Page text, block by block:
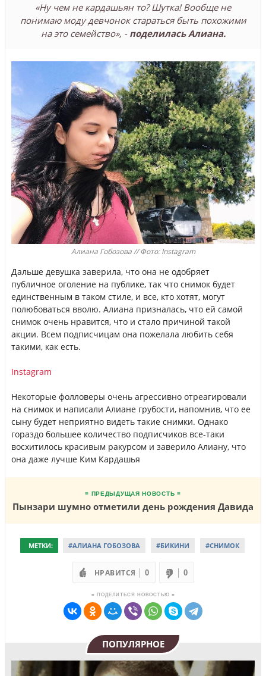
«Ну чем не кардашьян то? Шутка! Вообще не
понимаю моду девчонок стараться быть похожими
на это семейство», - поделилась Алиана.
Алиана Гобозова // Фото: Instagram
Дальше девушка заверила, что она не одобряет
публичное оголение на публике, так что снимок будет
единственным в таком стиле, и все, кто хотят, могут
полюбоваться вволю. Алиана призналась, что ей самой
снимок очень нравится, что и стало причиной такой
акции. Всем подписчицам она пожелала любить себя
такими, как есть.
Instagram
Некоторые фолловеры очень агрессивно отреагировали
на снимок и написали Алиане грубости, напомнив, что ее
сыну будет неприятно видеть такие снимки. Однако
гораздо большее количество подписчиков все-таки
восхитилось красивым ракурсом и заверило Алиану, что
она даже лучше Ким Кардашья
≡ ПРЕДЫДУЩАЯ НОВОСТЬ ≡
Пынзари шумно отметили день рождения Давида
МЕТКИ: #АЛИАНА ГОБОЗОВА #БИКИНИ #СНИМОК
НРАВИТСЯ 0 0
≡ ПОДЕЛИТЬСЯ НОВОСТЬЮ ≡
ПОПУЛЯРНОЕ